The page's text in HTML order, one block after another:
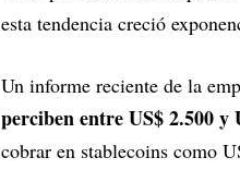
esta tendencia creció
Un informe reciente de la
perciben entre US$ 2.500 y
cobrar en stablecoins como